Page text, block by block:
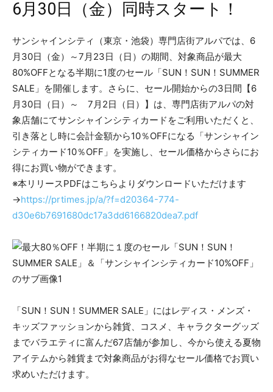
6月30日（金）同時スタート！
サンシャインシティ（東京・池袋）専門店街アルパでは、6
月30日（金）～7月23日（日）の期間、対象商品が最大
80%OFFとなる半期に1度のセール「SUN！SUN！SUMMER
SALE」を開催します。さらに、セール開始からの3日間【6
月30日（日）～ 7月2日（日）】は、専門店街アルパの対
象店舗にてサンシャインシティカードをご利用いただくと、
引き落とし時に会計金額から10％OFFになる「サンシャイン
シティカード10％OFF」を実施し、セール価格からさらにお
得にお買い物ができます。
※本リリースPDFはこちらよりダウンロードいただけます
→https://prtimes.jp/a/?f=d20364-774-
d30e6b7691680dc17a3dd6166820dea7.pdf
「SUN！SUN！SUMMER SALE」にはレディス・メンズ・
キッズファッションから雑貨、コスメ、キャラクターグッズ
までバラエティに富んだ67店舗が参加し、今から使える夏物
アイテムから雑貨まで対象商品がお得なセール価格でお買い
求めいただけます。